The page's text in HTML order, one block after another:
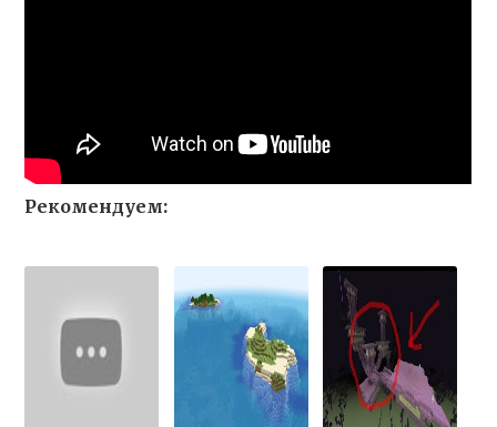
Рекомендуем: